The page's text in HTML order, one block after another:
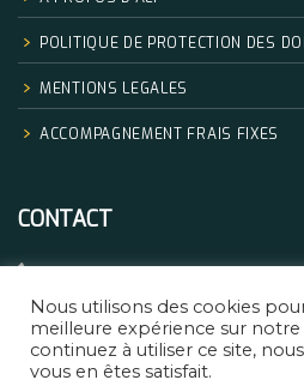
POLITIQUE DE PROTECTION DES
MENTIONS LEGALES
ACCOMPAGNEMENT FRAIS FIXES
CONTACT
+33.06.68.32.83.14
Nous utilisons des cookies
meilleure expérience sur notre
continuez à utiliser ce site,
vous en êtes satisfait.